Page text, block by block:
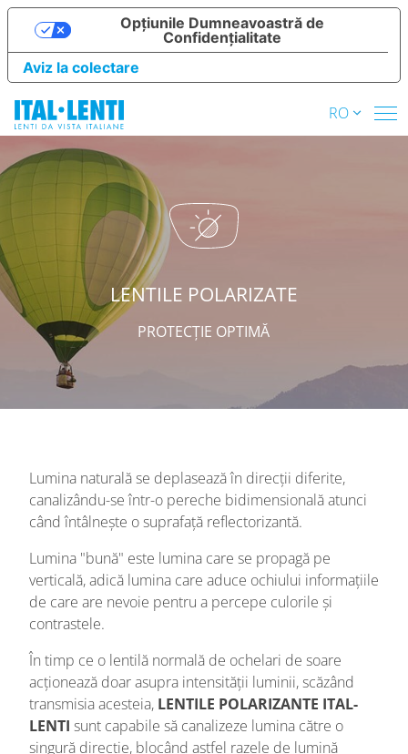
RO
LENTILE POLARIZATE
PROTECȚIE OPTIMĂ
Lumina naturală se deplasează în direcții diferite,
canalizându-se într-o pereche bidimensională atunci
când întâlnește o suprafață reflectorizantă.
Lumina "bună" este lumina care se propagă pe
verticală, adică lumina care aduce ochiului informațiile
de care are nevoie pentru a percepe culorile și
contrastele.
În timp ce o lentilă normală de ochelari de soare
acționează doar asupra intensității luminii, scăzând
transmisia acesteia, LENTILE POLARIZANTE ITAL-
LENTI sunt capabile să canalizeze lumina către o
singură direcție, blocând astfel razele de lumină
Aviz la colectare
Opțiunile Dumneavoastră de
Confidențialitate